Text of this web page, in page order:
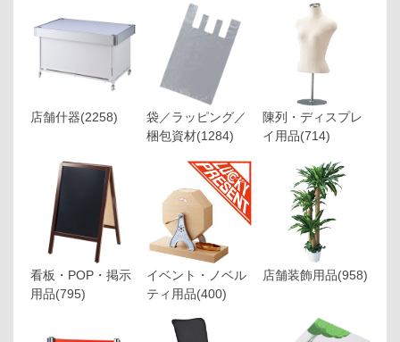
店舗什器(2258)
袋／ラッピング／
梱包資材(1284)
陳列・ディスプレ
イ用品(714)
看板・POP・掲示
用品(795)
イベント・ノベル
ティ用品(400)
店舗装飾用品(958)